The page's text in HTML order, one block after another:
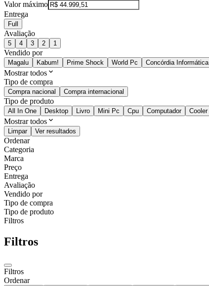
Valor máximo
Entrega
Full
Avaliação
5 4 3 2 1
Vendido por
Magalu Kabum! Prime Shock World Pc Concórdia Informática
Mostrar todos
Tipo de compra
Compra nacional Compra internacional
Tipo de produto
All In One Desktop Livro Mini Pc Cpu Computador Cooler
Mostrar todos
Limpar Ver resultados
Ordenar
Categoria
Marca
Preço
Entrega
Avaliação
Vendido por
Tipo de compra
Tipo de produto
Filtros
Filtros
Filtros
Ordenar